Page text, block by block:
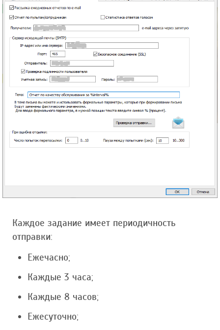
Каждое задание имеет периодичность
отправки:
Ежечасно;
Каждые 3 часа;
Каждые 8 часов;
Ежесуточно;